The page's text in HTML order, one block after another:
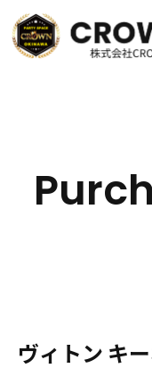
ヴィトン キ